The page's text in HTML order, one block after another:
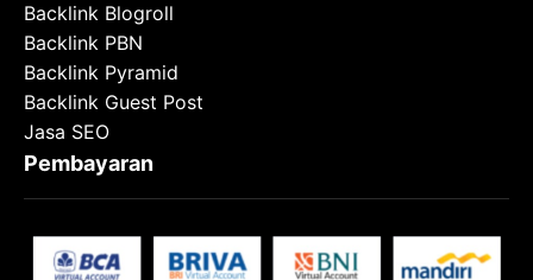
Backlink Blogroll
Backlink PBN
Backlink Pyramid
Backlink Guest Post
Jasa SEO
Pembayaran